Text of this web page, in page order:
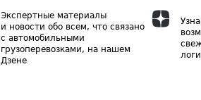
Экспертные материалы
и новости обо всем, что связано
с автомобильными
грузоперевозками, на нашем
Дзене